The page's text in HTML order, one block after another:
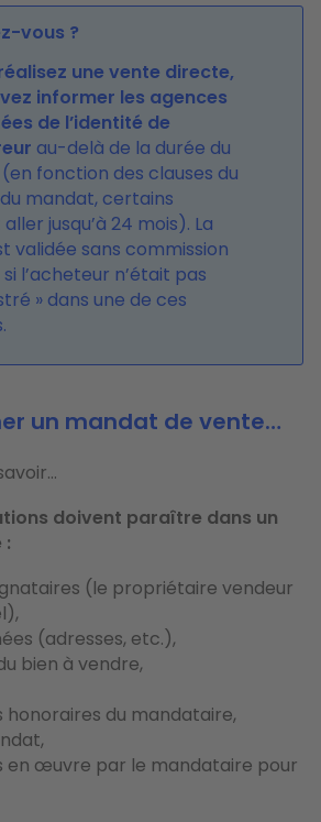
vous ?
une vente directe,
informer les agences
de l’identité de
au-delà de la durée du
fonction des clauses du
mandat, certains
jusqu’à 24 mois). La
validée sans commission
l’acheteur n’était pas
» dans une de ces
un mandat de vente…
doivent paraître dans un
:
(le propriétaire vendeur
(adresses, etc.),
bien à vendre,
du mandataire,
en œuvre par le mandataire pour